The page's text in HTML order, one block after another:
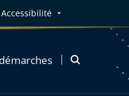
Accessibilité
Ouvrir